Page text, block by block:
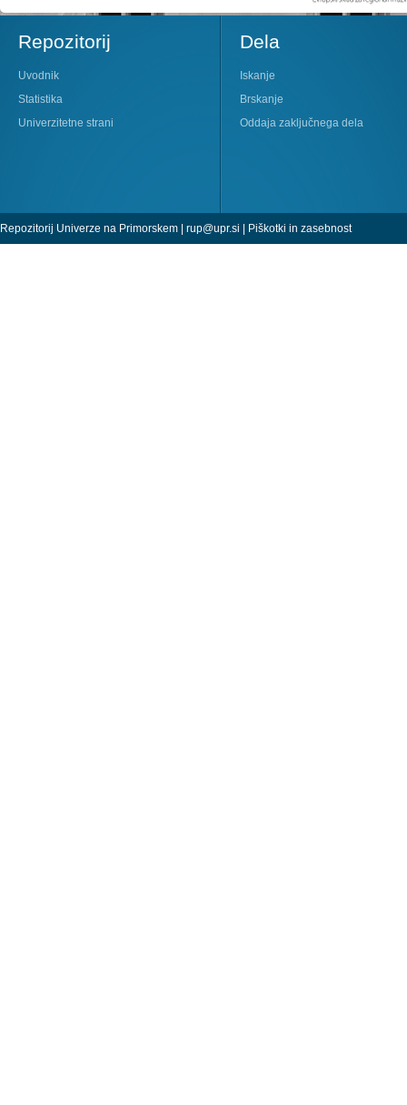
Repozitorij
Uvodnik
Statistika
Univerzitetne strani
Dela
Iskanje
Brskanje
Oddaja zaključnega dela
Repozitorij Univerze na Primorskem | rup@upr.si | Piškotki in zasebnost